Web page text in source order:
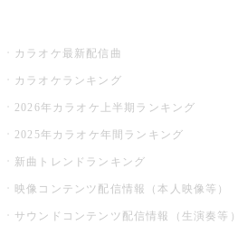
カラオケ最新配信曲
カラオケランキング
2026年カラオケ上半期ランキング
2025年カラオケ年間ランキング
新曲トレンドランキング
映像コンテンツ配信情報（本人映像等）
サウンドコンテンツ配信情報（生演奏等）